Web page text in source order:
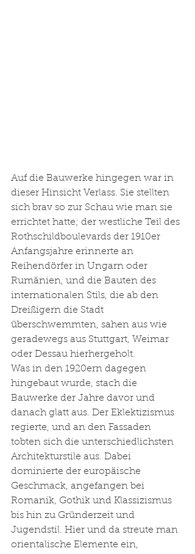
Auf die Bauwerke hingegen war in
dieser Hinsicht Verlass. Sie stellten
sich brav so zur Schau wie man sie
errichtet hatte; der westliche Teil des
Rothschildboulevards der 1910er
Anfangsjahre erinnerte an
Reihendörfer in Ungarn oder
Rumänien, und die Bauten des
internationalen Stils, die ab den
Dreißigern die Stadt
überschwemmten, sahen aus wie
geradewegs aus Stuttgart, Weimar
oder Dessau hierhergeholt.
Was in den 1920ern dagegen
hingebaut wurde, stach die
Bauwerke der Jahre davor und
danach glatt aus. Der Eklektizismus
regierte, und an den Fassaden
tobten sich die unterschiedlichsten
Architekturstile aus. Dabei
dominierte der europäische
Geschmack, angefangen bei
Romanik, Gothik und Klassizismus
bis hin zu Gründerzeit und
Jugendstil. Hier und da streute man
orientalische Elemente ein,